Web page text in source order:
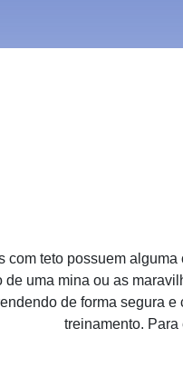
com teto possuem
uma mina ou as
de forma segura
treinamento.